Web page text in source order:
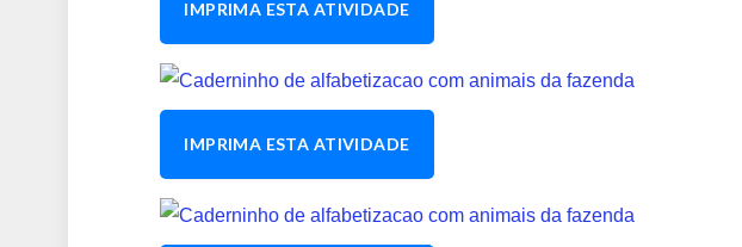
IMPRIMA ESTA ATIVIDADE
IMPRIMA ESTA ATIVIDADE